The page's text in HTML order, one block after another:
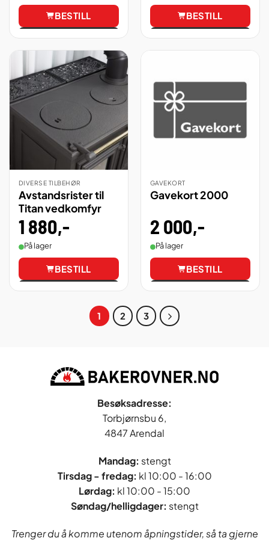
BESTILL BESTILL
DIVERSE TILBEHØR
Avstandsrister til
Titan vedkomfyr
1 880,-
På lager
BESTILL
GAVEKORT
Gavekort 2000
2 000,-
På lager
BESTILL
1 2 3
Besøksadresse:
Torbjørnsbu 6,
4847 Arendal
Mandag: stengt
Tirsdag - fredag: kl 10:00 - 16:00
Lørdag: kl 10:00 - 15:00
Søndag/helligdager: stengt
Trenger du å komme utenom åpningstider, så ta gjerne